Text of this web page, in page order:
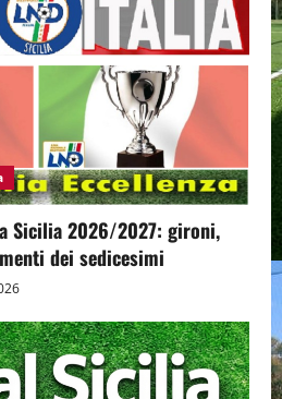
Sicilia 2026/2027: gironi,
dei sedicesimi